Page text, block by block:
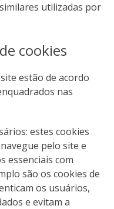
utilizadas por
cookies
estão de acordo
nas
estes cookies
pelo site e
essenciais com
são os cookies de
os usuários,
e evitam a